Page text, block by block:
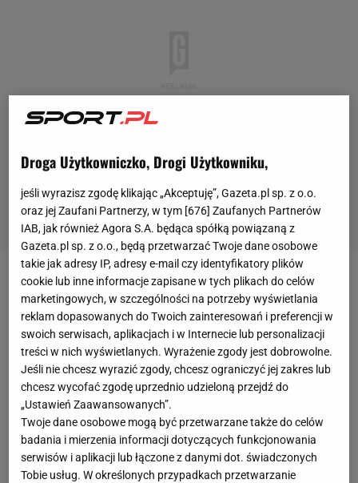
O tym, żereprezentant Polskiopuści Lokomotiw i
przeniesie się do Krasnodaru, wiadomo było już
wcześniej. Krasnodar już w niedzielę poinformował
o tym, że Polaka od podpisania kontraktu dzielą
jedynie testy medyczne. Te wypadły pomyślnie i w
poniedziałek klub zaprezentował swojego nowego
zawodnika. "Nasz spiker ćwiczy już polski akcent" –
czytamy na Twitterze Krasnodaru. Polak wybrał też
nowy numer i w Krasnodarze będzie występował z
Droga Użytkowniczko, Drogi Użytkowniku,
jeśli wyrazisz zgodę klikając „Akceptuję”, Gazeta.pl sp. z o.o.
oraz jej Zaufani Partnerzy, w tym [676] Zaufanych Partnerów
IAB, jak również Agora S.A. będąca spółką powiązaną z
Gazeta.pl sp. z o.o., będą przetwarzać Twoje dane osobowe
takie jak adresy IP, adresy e-mail czy identyfikatory plików
cookie lub inne informacje zapisane w tych plikach do celów
marketingowych, w szczególności na potrzeby wyświetlania
reklam dopasowanych do Twoich zainteresowań i preferencji w
swoich serwisach, aplikacjach i w Internecie lub personalizacji
treści w nich wyświetlanych. Wyrażenie zgody jest dobrowolne.
Jeśli nie chcesz wyrazić zgody, chcesz ograniczyć jej zakres lub
chcesz wycofać zgodę uprzednio udzieloną przejdź do
„Ustawień Zaawansowanych”.
Twoje dane osobowe mogą być przetwarzane także do celów
badania i mierzenia informacji dotyczących funkcjonowania
serwisów i aplikacji lub łączone z danymi dot. świadczonych
Tobie usług. W określonych przypadkach przetwarzanie